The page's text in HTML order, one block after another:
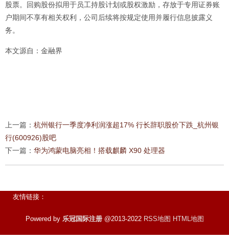
股票。回购股份拟用于员工持股计划或股权激励，存放于专用证券账
户期间不享有相关权利，公司后续将按规定使用并履行信息披露义
务。
本文源自：金融界
上一篇： 杭州银行一季度净利润涨超17% 行长辞职股价下跌_杭州银
行(600926)股吧
下一篇： 华为鸿蒙电脑亮相！搭载麒麟 X90 处理器
友情链接：
Powered by 乐冠国际注册@2013-2022 RSS地图 HTML地图